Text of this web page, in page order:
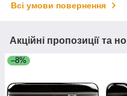
Всі умови повернення
Акційні пропозиції та
–8%